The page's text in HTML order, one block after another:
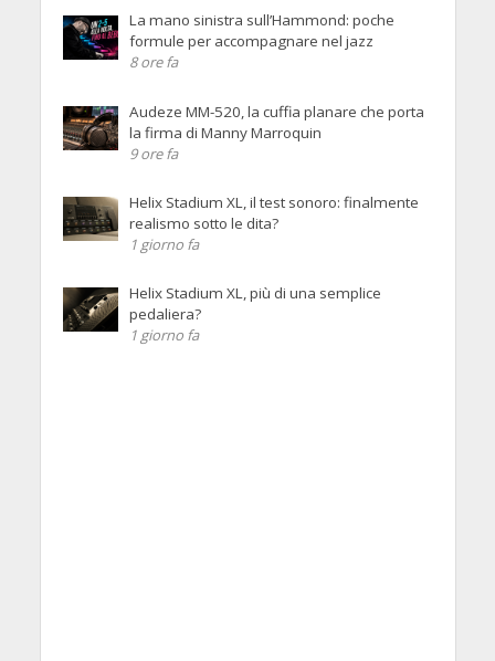
La mano sinistra sull’Hammond: poche
formule per accompagnare nel jazz
8 ore fa
Audeze MM-520, la cuffia planare che porta
la firma di Manny Marroquin
9 ore fa
Helix Stadium XL, il test sonoro: finalmente
realismo sotto le dita?
1 giorno fa
Helix Stadium XL, più di una semplice
pedaliera?
1 giorno fa